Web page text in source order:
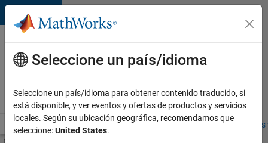
Saltar al contenido
Ofertas
de
empleo
MathWorks
Visión general Búsqueda de empleo Oficinas locales
Seleccione un país/idioma
Seleccione un país/idioma para obtener contenido traducido, si
está disponible, y ver eventos y ofertas de productos y servicios
locales. Según su ubicación geográfica, recomendamos que
seleccione:United States.